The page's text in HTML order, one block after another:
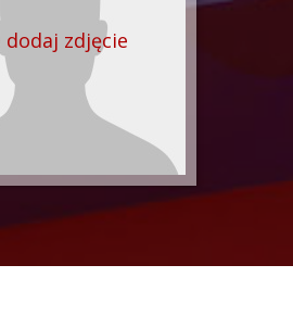
dodaj zdjęcie